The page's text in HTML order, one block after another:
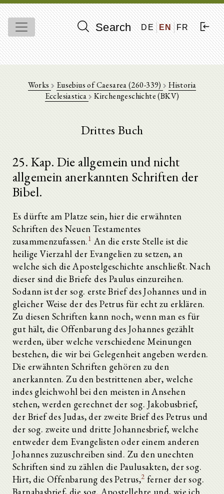
Search DE EN FR
Works Eusebius of Caesarea (260-339) Historia
Ecclesiastica Kirchengeschichte (BKV)
Drittes Buch
25. Kap. Die allgemein und nicht
allgemein anerkannten Schriften der
Bibel.
Es dürfte am Platze sein, hier die erwähnten
Schriften des Neuen Testamentes
zusammenzufassen.1 An die erste Stelle ist die
heilige Vierzahl der Evangelien zu setzen, an
welche sich die Apostelgeschichte anschließt. Nach
dieser sind die Briefe des Paulus einzureihen.
Sodann ist der sog. erste Brief des Johannes und in
gleicher Weise der des Petrus für echt zu erklären.
Zu diesen Schriften kann noch, wenn man es für
gut hält, die Offenbarung des Johannes gezählt
werden, über welche verschiedene Meinungen
bestehen, die wir bei Gelegenheit angeben werden.
Die erwähnten Schriften gehören zu den
anerkannten. Zu den bestrittenen aber, welche
indes gleichwohl bei den meisten in Ansehen
stehen, werden gerechnet der sog. Jakobusbrief,
der Brief des Judas, der zweite Brief des Petrus und
der sog. zweite und dritte Johannesbrief, welche
entweder dem Evangelisten oder einem anderen
Johannes zuzuschreiben sind. Zu den unechten
Schriften sind zu zählen die Paulusakten, der sog.
Hirt, die Offenbarung des Petrus,2 ferner der sog.
Barnabasbrief, die sog. Apostellehre und, wie ich